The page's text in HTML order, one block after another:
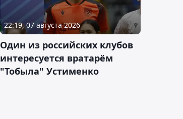
22:19, 07 августа 2026
Один из российских клубов
интересуется вратарём
"Тобыла" Устименко